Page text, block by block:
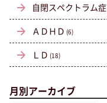
自閉スペクトラム症
ＡＤＨＤ (6)
ＬＤ (18)
月別アーカイブ